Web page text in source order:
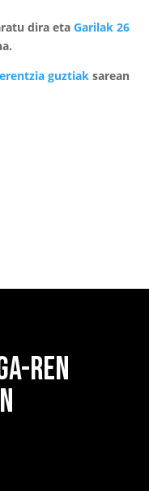
dira etaGarilak 26
guztiak sarean
REN